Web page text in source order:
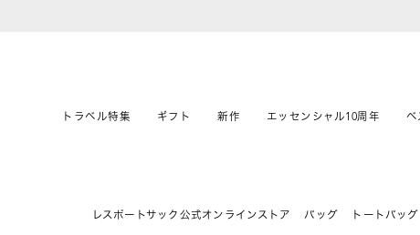
トラベル特集 ギフト 新作 エッセンシャル10周年 ベ
レスポートサック公式オンラインストア バッグ トートバッグ